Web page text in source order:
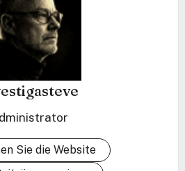
Sie die Website